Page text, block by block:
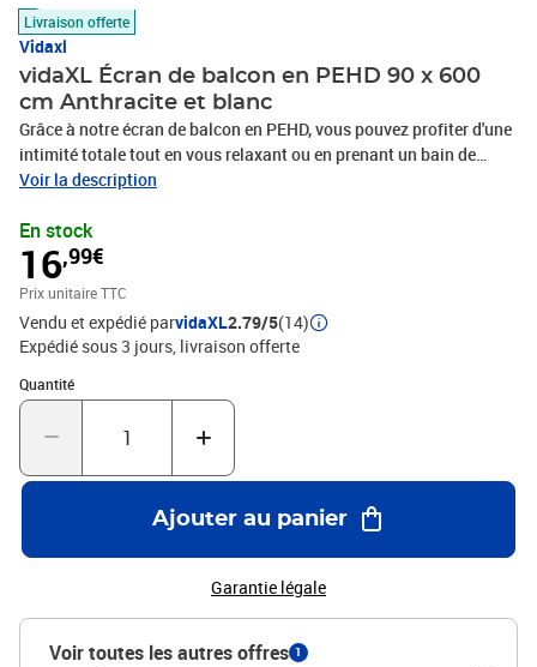
Livraison offerte
Vidaxl
vidaXL Écran de balcon en PEHD 90 x 600
cm Anthracite et blanc
Grâce à notre écran de balcon en PEHD, vous pouvez profiter d'une
intimité totale tout en vous relaxant ou en prenant un bain de
soleil sur votre balcon. Fabriqué en PEHD (polyéthylène haute
UV. La structure spéciale « ouverte » du tissu laisse passer le vent,
garantissant ainsi une brise fraîche permanente sur votre balcon.
Le pare-soleil peut être facilement fixé au balcon grâce à ses
œillets en aluminium et à la corde fournie. Bon à savoir : ce
produit nécessite des crochets compatibles (non fournis) pour une
utilisation correcte. Pour garantir un ajustement parfait, veuillez
tenir compte de la longueur combinée des crochets et du produit
lors de l'achat.Couleur : Anthracite et blancMatériau : 100 % PEHD
(polyéthylène haute densité)Dimensions : 90 x 600 cmPerméable
respirantŒillets en aluminiumCorde synthétique de 24 m
incluseFacile à assemblerMatériel: Polyéthylène: 100%
Voir la description
En stock
16,99€
Prix unitaire TTC
Vendu et expédié parvidaXL2.79/5(14)
Expédié sous 3 jours livraison offerte
Quantité
Quantité : 1
Ajouter au panier
Garantie légale
Voir toutes les autres offres 1